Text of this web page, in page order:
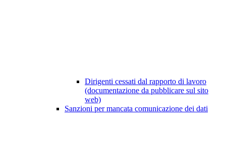
Dirigenti cessati dal rapporto di lavoro
(documentazione da pubblicare sul sito
web)
Sanzioni per mancata comunicazione dei dati